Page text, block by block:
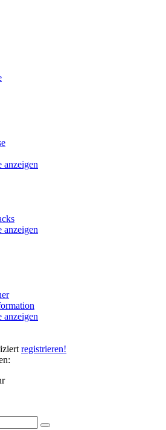
anzeigen
anzeigen
anzeigen
registrieren!